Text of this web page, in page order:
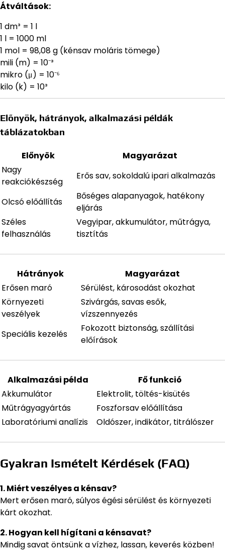
Átváltások:
1 dm³ = 1 l
1 l = 1000 ml
1 mol = 98,08 g (kénsav moláris tömege)
mili (m) = 10⁻³
mikro (μ) = 10⁻⁶
kilo (k) = 10³
Előnyök, hátrányok, alkalmazási példák
táblázatokban
Előnyök
Magyarázat
Nagy
reakciókészség
Erős sav, sokoldalú ipari alkalmazás
Olcsó előállítás
Bőséges alapanyagok, hatékony
eljárás
Széles
felhasználás
Vegyipar, akkumulátor, műtrágya,
tisztítás
Hátrányok
Magyarázat
Erősen maró
Sérülést, károsodást okozhat
Környezeti
veszélyek
Szivárgás, savas esők,
vízszennyezés
Speciális kezelés
Fokozott biztonság, szállítási
előírások
Alkalmazási példa
Fő funkció
Akkumulátor
Elektrolit, töltés-kisütés
Műtrágyagyártás
Foszforsav előállítása
Laboratóriumi analízis
Oldószer, indikátor, titrálószer
Gyakran Ismételt Kérdések (FAQ)
1. Miért veszélyes a kénsav?
Mert erősen maró, súlyos égési sérülést és környezeti
kárt okozhat.
2. Hogyan kell hígítani a kénsavat?
Mindig savat öntsünk a vízhez, lassan, keverés közben!